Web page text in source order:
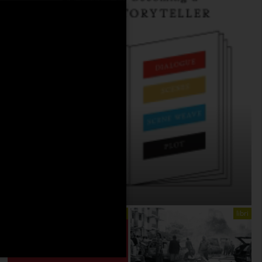
libri